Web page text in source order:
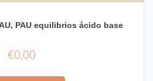
PAU equilibrios ácido base
€0,00